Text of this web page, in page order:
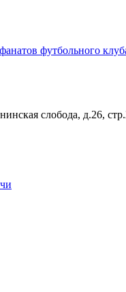
слобода, д.26,